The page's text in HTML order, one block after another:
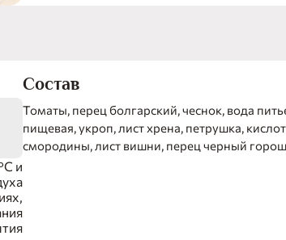
и
Состав
Томаты, перец болгарский, чеснок, вода
пищевая, укроп, лист хрена, петрушка,
смородины, лист вишни, перец черный